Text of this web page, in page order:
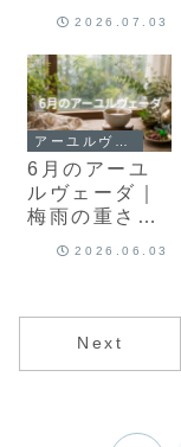
えをためこま
し方
2026.07.03
6月のアーユ
ルヴェーダ｜
梅雨の重さを
2026.06.03
Next